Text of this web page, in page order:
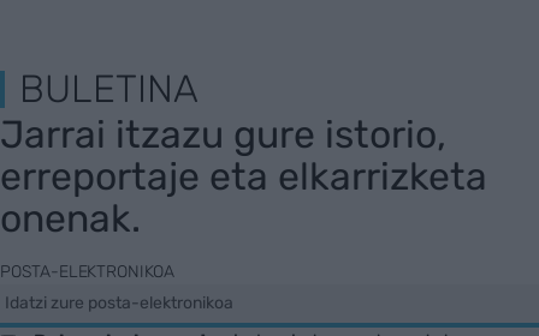
BULETINA
Jarrai itzazu gure istorio,
erreportaje eta elkarrizketa
onenak.
POSTA-ELEKTRONIKOA